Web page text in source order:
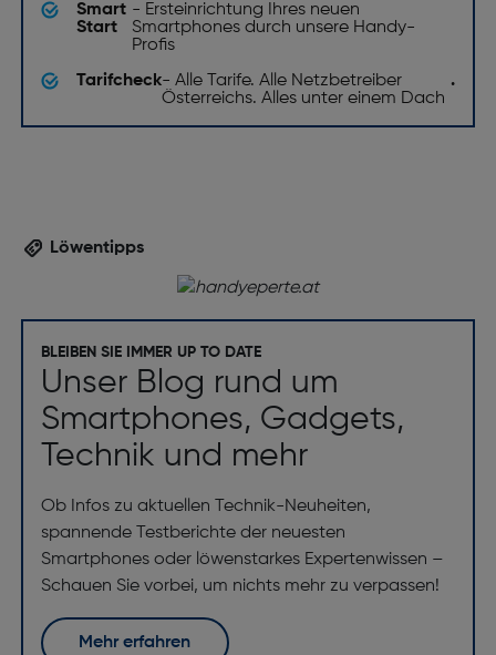
Smart
Start
- Ersteinrichtung Ihres neuen
Smartphones durch unsere Handy-
Profis
Tarifcheck- Alle Tarife. Alle Netzbetreiber
Österreichs. Alles unter einem Dach
.
Löwentipps
BLEIBEN SIE IMMER UP TO DATE
Unser Blog rund um
Smartphones, Gadgets,
Technik und mehr
Ob Infos zu aktuellen Technik-Neuheiten,
spannende Testberichte der neuesten
Smartphones oder löwenstarkes Expertenwissen –
Schauen Sie vorbei, um nichts mehr zu verpassen!
Mehr erfahren